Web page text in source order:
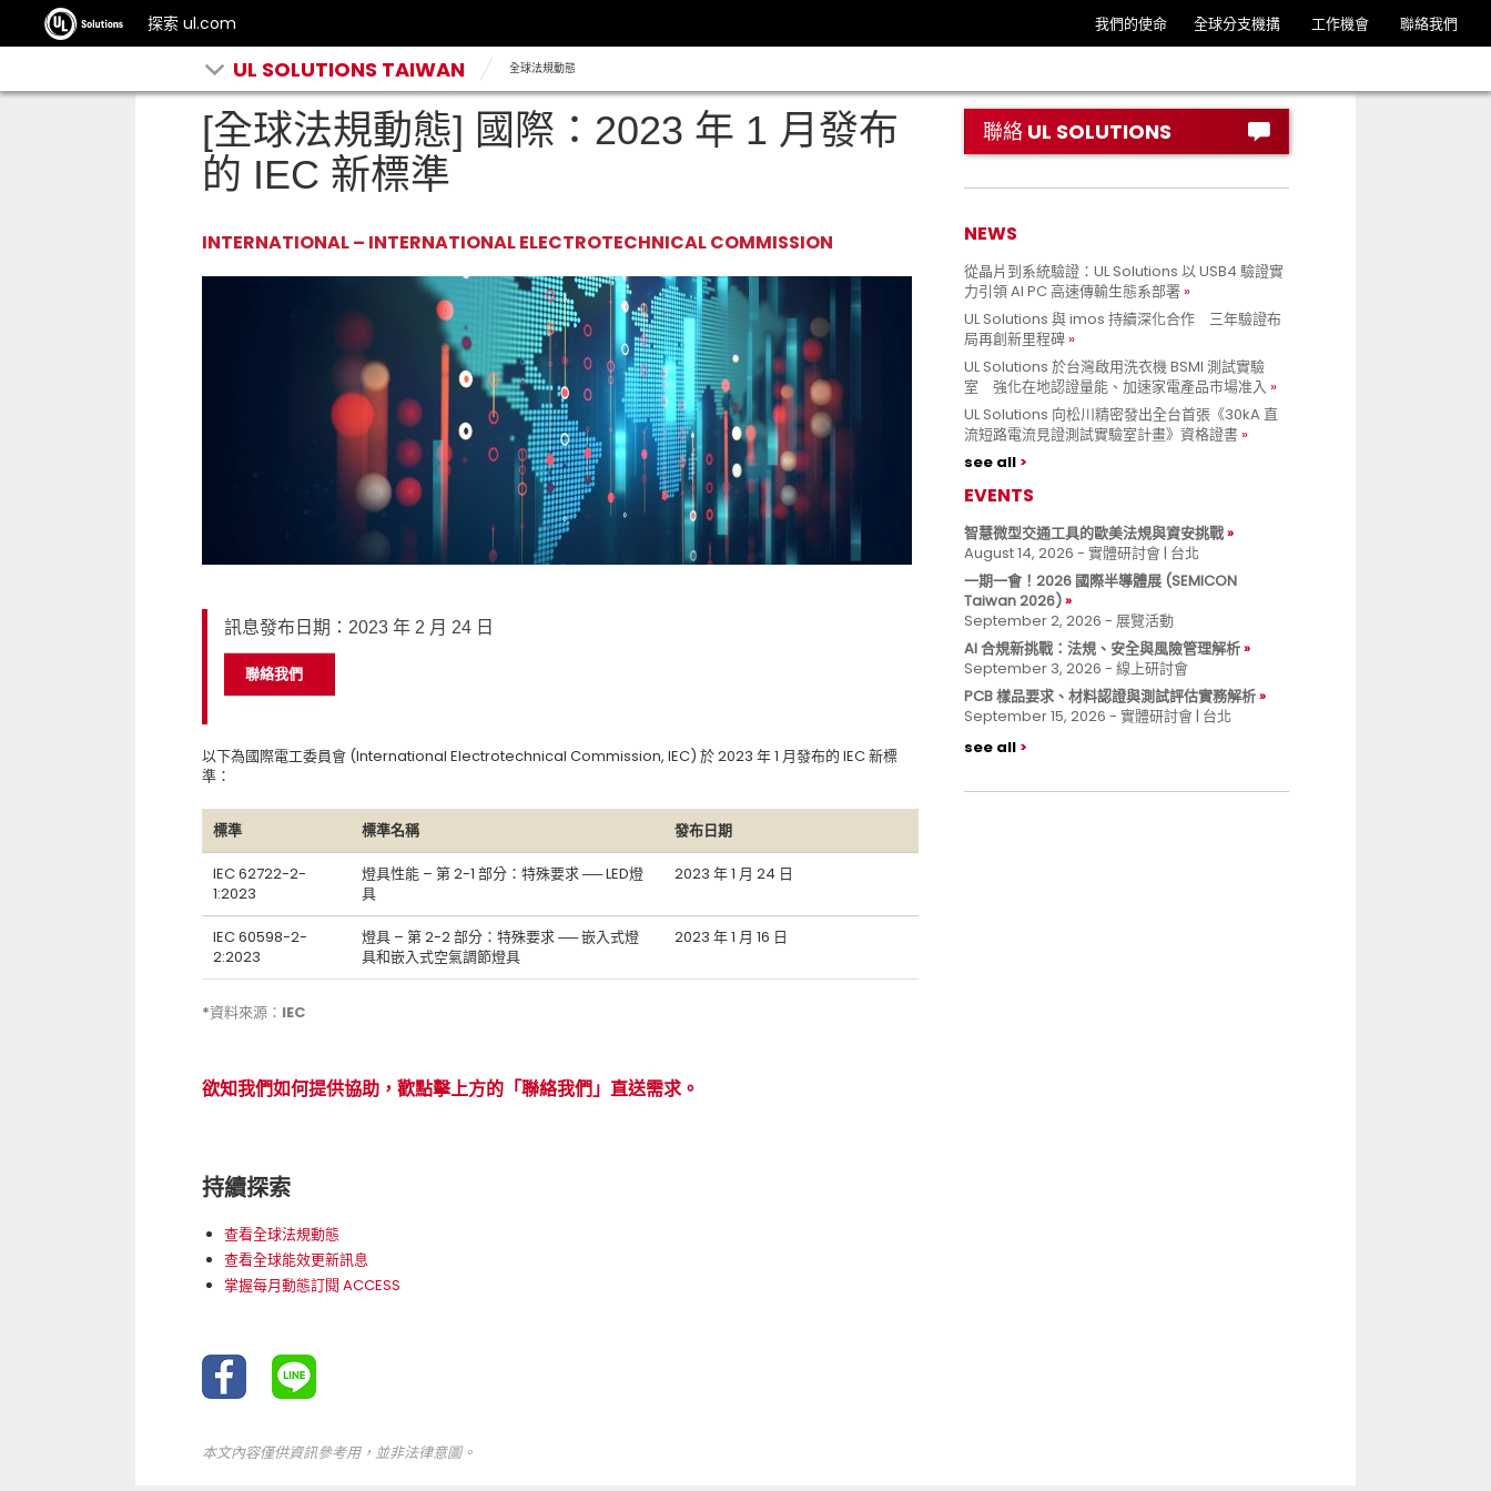
探索 ul.com 我們的使命 全球分支機搆 工作機會 聯絡我們
UL SOLUTIONS TAIWAN 全球法規動態
[全球法規動態] 國際：2023 年 1 月發布
的 IEC 新標準
INTERNATIONAL – INTERNATIONAL ELECTROTECHNICAL COMMISSION
訊息發布日期：2023 年 2 月 24 日
聯絡我們
以下為國際電工委員會 (International Electrotechnical Commission, IEC) 於 2023 年 1 月發布的 IEC 新標
準：
標準 標準名稱 發布日期
IEC 62722-2-
1:2023
燈具性能 – 第 2-1 部分：特殊要求 ── LED燈
具
2023 年 1 月 24 日
IEC 60598-2-
2:2023
燈具 – 第 2-2 部分：特殊要求 ── 嵌入式燈
具和嵌入式空氣調節燈具
2023 年 1 月 16 日
*資料來源：IEC
欲知我們如何提供協助，歡點擊上方的「聯絡我們」直送需求。
持續探索
查看全球法規動態
查看全球能效更新訊息
掌握每月動態訂閱 ACCESS
本文內容僅供資訊參考用，並非法律意圖。
聯絡 UL SOLUTIONS
NEWS
從晶片到系統驗證：UL Solutions 以 USB4 驗證實
力引領 AI PC 高速傳輸生態系部署
UL Solutions 與 imos 持續深化合作 三年驗證布
局再創新里程碑
UL Solutions 於台灣啟用洗衣機 BSMI 測試實驗
室 強化在地認證量能、加速家電產品市場准入
UL Solutions 向松川精密發出全台首張《30kA 直
流短路電流見證測試實驗室計畫》資格證書
see all
EVENTS
智慧微型交通工具的歐美法規與資安挑戰
August 14, 2026 - 實體研討會 | 台北
一期一會！2026 國際半導體展 (SEMICON
Taiwan 2026)
September 2, 2026 - 展覽活動
AI 合規新挑戰：法規、安全與風險管理解析
September 3, 2026 - 線上研討會
PCB 樣品要求、材料認證與測試評估實務解析
September 15, 2026 - 實體研討會 | 台北
see all